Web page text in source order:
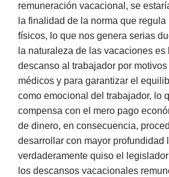
remuneración vacacional, se
la finalidad de la norma que
físicos, lo que nos genera serias
la naturaleza de las vacaciones es
descanso al trabajador por
médicos y para garantizar el
como emocional del trabajador, lo
compensa con el mero pago
de dinero, en consecuencia,
desarrollar con mayor profundidad
verdaderamente quiso el
los descansos vacacionales